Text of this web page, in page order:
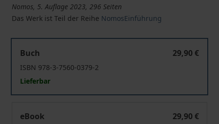
Nomos, 5. Auflage 2023, 296 Seiten
Das Werk ist Teil der Reihe NomosEinführung
Buch
29,90 €
ISBN 978-3-7560-0379-2
Lieferbar
eBook
29,90 €